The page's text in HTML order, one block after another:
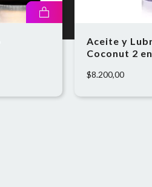
Aceite y
Coconut 2
$8.200,00